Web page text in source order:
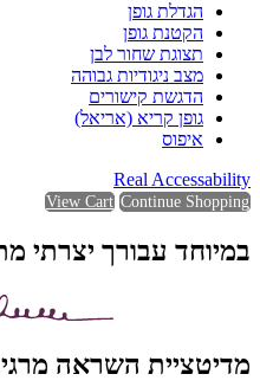
הגדלת גופן
הקטנת גופן
תצוגת שחור לבן
מצב ניגודיות גבוהה
הדגשת קישורים
גופן קריא (אריאל)
איפוס
Real Accessability
View Cart Continue Shopping
במיוחד עבורך יצרתי
מדיטציית השראה